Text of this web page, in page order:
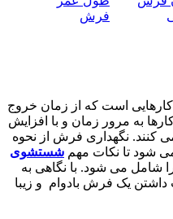
فرش
است که از زمان خروج
به مرور زمان و با افزایش
کنند. نگهداری فرش از نحوه
شود تا نکات مهم شستشوی
شامل می شود. با نگاهی به
داشتن یک فرش بادوام و زیبا